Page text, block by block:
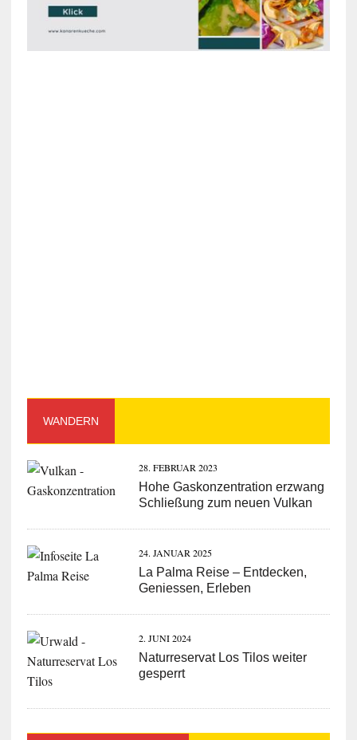
WANDERN
28. FEBRUAR 2023
Hohe Gaskonzentration erzwang
Schließung zum neuen Vulkan
24. JANUAR 2025
La Palma Reise – Entdecken,
Geniessen, Erleben
2. JUNI 2024
Naturreservat Los Tilos weiter
gesperrt